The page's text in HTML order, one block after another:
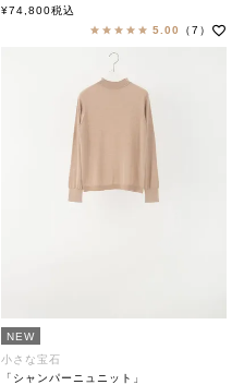
「Midi Coat」
soutiencollar（ステンカラー）
¥74,800税込
5.00
（7）
NEW
小さな宝石
「シャンパーニュニット」